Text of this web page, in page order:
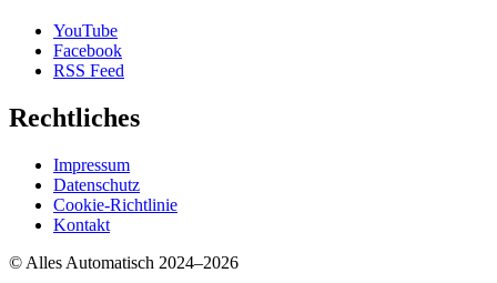
YouTube
Facebook
RSS Feed
Rechtliches
Impressum
Datenschutz
Cookie-Richtlinie
Kontakt
© Alles Automatisch 2024–2026